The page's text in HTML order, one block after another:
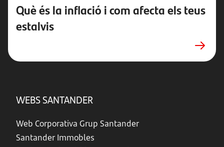
Què és la inflació i com afecta els teus
estalvis
WEBS SANTANDER
Web Corporativa Grup Santander
Santander Immobles